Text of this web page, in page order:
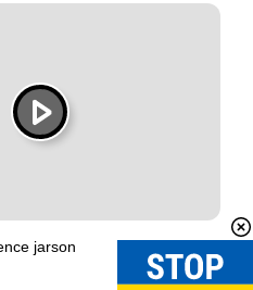
jarson